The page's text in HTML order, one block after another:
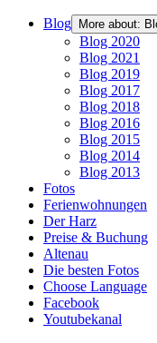
Blog More about:
Blog 2020
Blog 2021
Blog 2019
Blog 2017
Blog 2018
Blog 2016
Blog 2015
Blog 2014
Blog 2013
Fotos
Ferienwohnungen
Der Harz
Preise & Buchung
Altenau
Die besten Fotos
Choose Language
Facebook
Youtubekanal